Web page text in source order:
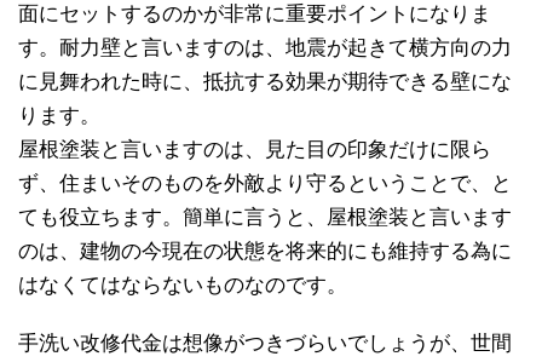
面にセットするのかが非常に重要ポイントになりま
す。耐力壁と言いますのは、地震が起きて横方向の力
に見舞われた時に、抵抗する効果が期待できる壁にな
ります。
屋根塗装と言いますのは、見た目の印象だけに限ら
ず、住まいそのものを外敵より守るということで、と
ても役立ちます。簡単に言うと、屋根塗装と言います
のは、建物の今現在の状態を将来的にも維持する為に
はなくてはならないものなのです。
手洗い改修代金は想像がつきづらいでしょうが、世間